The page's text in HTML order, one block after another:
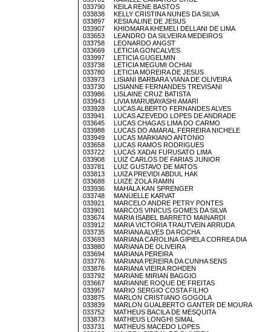
033790 KEILA RENE BASTOS
033838 KELLY CRISTINA NUNES DA SILVA
033897 KESIA ALINE DE JESUS
033907 KHIOMARA KHEMELI DELLANI DE LIMA
033653 LEANDRO DA SILVEIRA MEDEIROS
033758 LEONARDO ANGST
033669 LETICIA GONCALVES
033997 LETICIA GUGELMIN
033738 LETICIA MEGUMI OCHIAI
033780 LETICIA MOREIRA DE JESUS
033973 LISIANI BARBARA VIANA DE OLIVEIRA
033730 LISIANNE FERNANDES TREVISANI
033986 LISLAINE CRUZ BATISTA
033943 LIVIA MARUBAYASHI AMARI
033928 LUCAS ALBERTO FERNANDES ALVES
033941 LUCAS AZEVEDO LOPES DE ANDRADE
033645 LUCAS CHAGAS LIMA DO CARMO
033988 LUCAS DO AMARAL FERREIRA NICHELE
033949 LUCAS MARKIANO ANTONIO
033658 LUCAS RAMOS RODRIGUES
033722 LUCAS XADAI FURUSATO LIMA
033908 LUIZ CARLOS DE FARIAS JUNIOR
033781 LUIZ GUSTAVO DE MATOS
033813 LUIZA PREVIDI ABDUL HAK
033688 LUIZE ZOLA RAMIN
033936 MAHALA KAN SPRENGER
033748 MANUELLE KARVAT
033921 MARCELO ANDRE PETRY PONTES
033901 MARCOS VINICUS GOMES DA SILVA
033674 MARIA ISABEL BARRETO MAINARDI
033912 MARIA VICTORIA TRAUTVEIN ARRUDA
033735 MARIANA ALVES DA ROCHA
033693 MARIANA CAROLINA GIPIELA CORREA DIA
033880 MARIANA DE OLIVEIRA
033694 MARIANA PEREIRA
033776 MARIANA PEREIRA DA CUNHA SENS
033876 MARIANA VIEIRA ROHDEN
033792 MARIANE MIRIAN BAGGIO
033667 MARIANNE ROQUE DE FREITAS
033957 MARIO SERGIO COSTA FILHO
033875 MARLON CRISTIANO GOGOLA
033839 MARLON GUALBERTO GANTER DE MOURA
033752 MATHEUS BACILA DE MESQUITA
033873 MATHEUS LONGHI SIMAL
033731 MATHEUS MACEDO LOPES